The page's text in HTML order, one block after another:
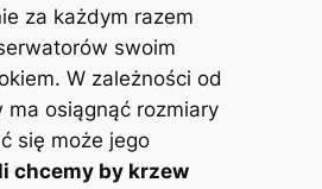
za każdym razem
swoim
W zależności od
ma osiągnąć rozmiary
się może jego
chcemy by krzew